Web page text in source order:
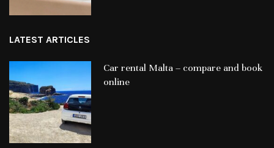
LATEST ARTICLES
Car rental Malta – compare and book
online